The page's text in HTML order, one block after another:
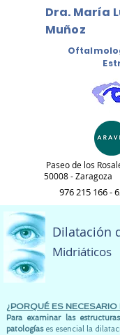
Paseo de los
50008-
Dra. María
Muñoz
976 215 166 -
Dilatación
Midriáticos
¿PORQUÉ ES NECESARIO
Para examinar las
patologías es esencial la